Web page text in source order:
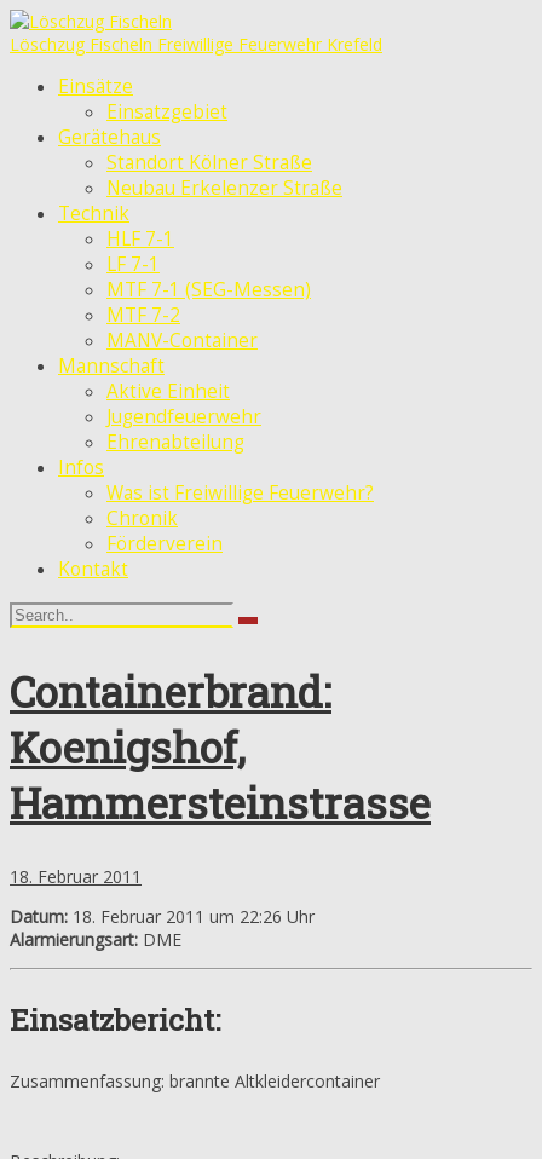
Löschzug Fischeln Freiwillige Feuerwehr Krefeld
Einsätze
Einsatzgebiet
Gerätehaus
Standort Kölner Straße
Neubau Erkelenzer Straße
Technik
HLF 7-1
LF 7-1
MTF 7-1 (SEG-Messen)
MTF 7-2
MANV-Container
Mannschaft
Aktive Einheit
Jugendfeuerwehr
Ehrenabteilung
Infos
Was ist Freiwillige Feuerwehr?
Chronik
Förderverein
Kontakt
Containerbrand:
Koenigshof,
Hammersteinstrasse
18. Februar 2011
Datum: 18. Februar 2011 um 22:26 Uhr
Alarmierungsart: DME
Einsatzbericht:
Zusammenfassung: brannte Altkleidercontainer